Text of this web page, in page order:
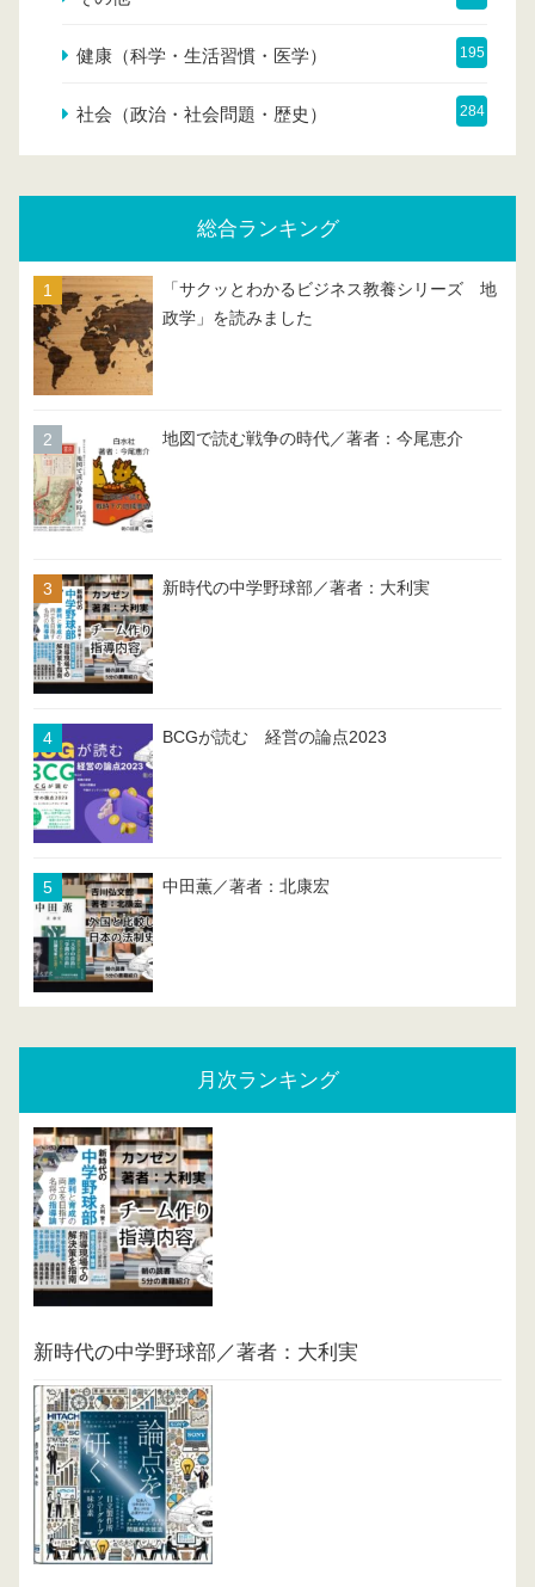
健康（科学・生活習慣・医学） 195
社会（政治・社会問題・歴史） 284
総合ランキング
「サクッとわかるビジネス教養シリーズ 地
政学」を読みました
地図で読む戦争の時代／著者：今尾恵介
新時代の中学野球部／著者：大利実
BCGが読む 経営の論点2023
中田薫／著者：北康宏
月次ランキング
新時代の中学野球部／著者：大利実